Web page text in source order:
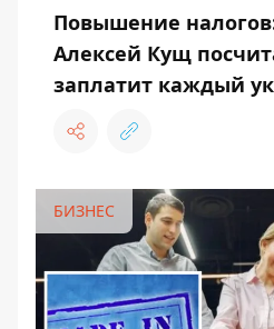
Повышение
Алексей Кущ
заплатит каждый
БИЗНЕС